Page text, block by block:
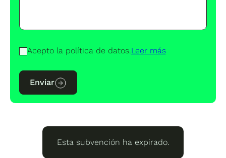
Acepto la política de datos.Leer más
Enviar
Esta subvención ha expirado.